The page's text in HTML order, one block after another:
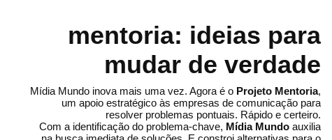
mentoria: ideias para
mudar de verdade
Mídia Mundo inova mais uma vez. Agora é o Projeto Mentoria,
um apoio estratégico às empresas de comunicação para
resolver problemas pontuais. Rápido e certeiro.
Com a identificação do problema-chave, Mídia Mundo auxilia